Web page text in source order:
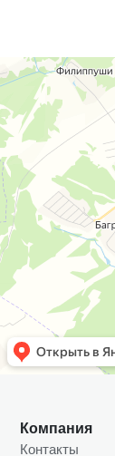
Компания
Контакты